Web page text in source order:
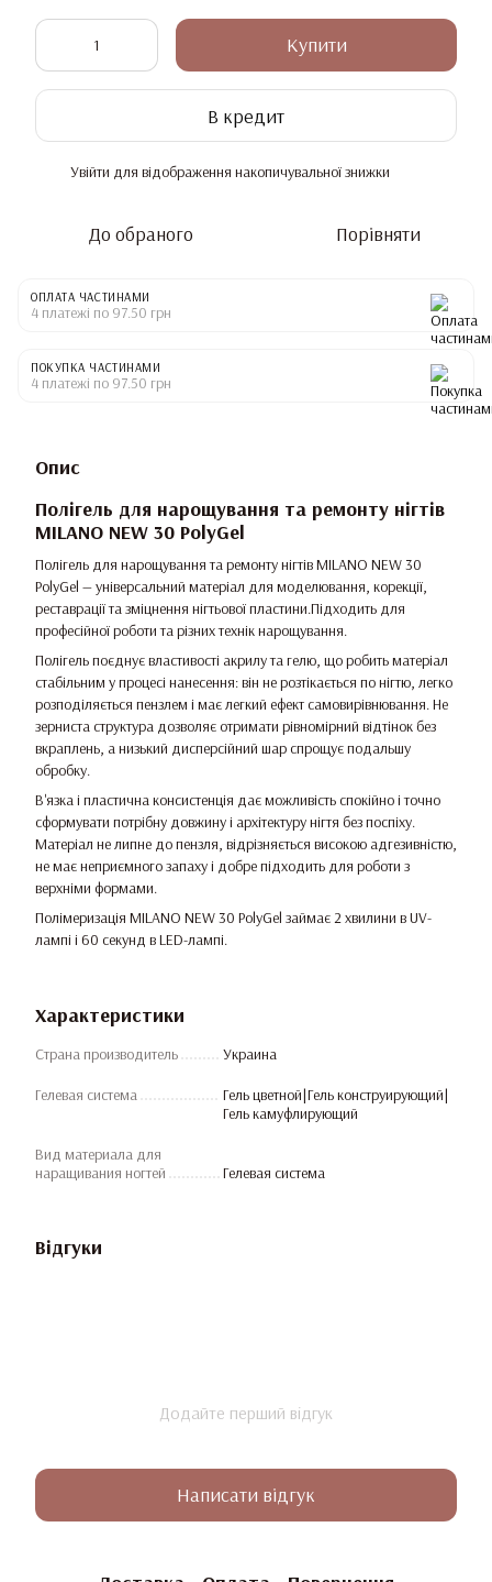
Купити
В кредит
Увійти для відображення накопичувальної знижки
До обраного Порівняти
ОПЛАТА ЧАСТИНАМИ
4 платежі по 97.50 грн
ПОКУПКА ЧАСТИНАМИ
4 платежі по 97.50 грн
Опис
Полігель для нарощування та ремонту нігтів
MILANO NEW 30 PolyGel
Полігель для нарощування та ремонту нігтів MILANO NEW 30
PolyGel — універсальний матеріал для моделювання, корекції,
реставрації та зміцнення нігтьової пластини.Підходить для
професійної роботи та різних технік нарощування.
Полігель поєднує властивості акрилу та гелю, що робить матеріал
стабільним у процесі нанесення: він не розтікається по нігтю, легко
розподіляється пензлем і має легкий ефект самовирівнювання. Не
зерниста структура дозволяє отримати рівномірний відтінок без
вкраплень, а низький дисперсійний шар спрощує подальшу
обробку.
В'язка і пластична консистенція дає можливість спокійно і точно
сформувати потрібну довжину і архітектуру нігтя без поспіху.
Матеріал не липне до пензля, відрізняється високою адгезивністю,
не має неприємного запаху і добре підходить для роботи з
верхніми формами.
Полімеризація MILANO NEW 30 PolyGel займає 2 хвилини в UV-
лампі і 60 секунд в LED-лампі.
Характеристики
Страна производитель Украина
Гелевая система
Гель цветной|Гель конструирующий|
Гель камуфлирующий
Вид материала для
наращивания ногтей
Гелевая система
Відгуки
Додайте перший відгук
Написати відгук